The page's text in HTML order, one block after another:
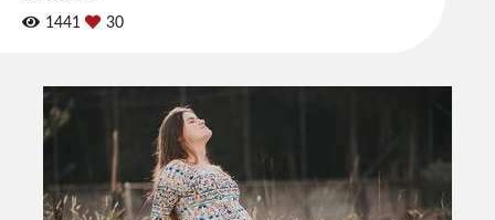
1441
30